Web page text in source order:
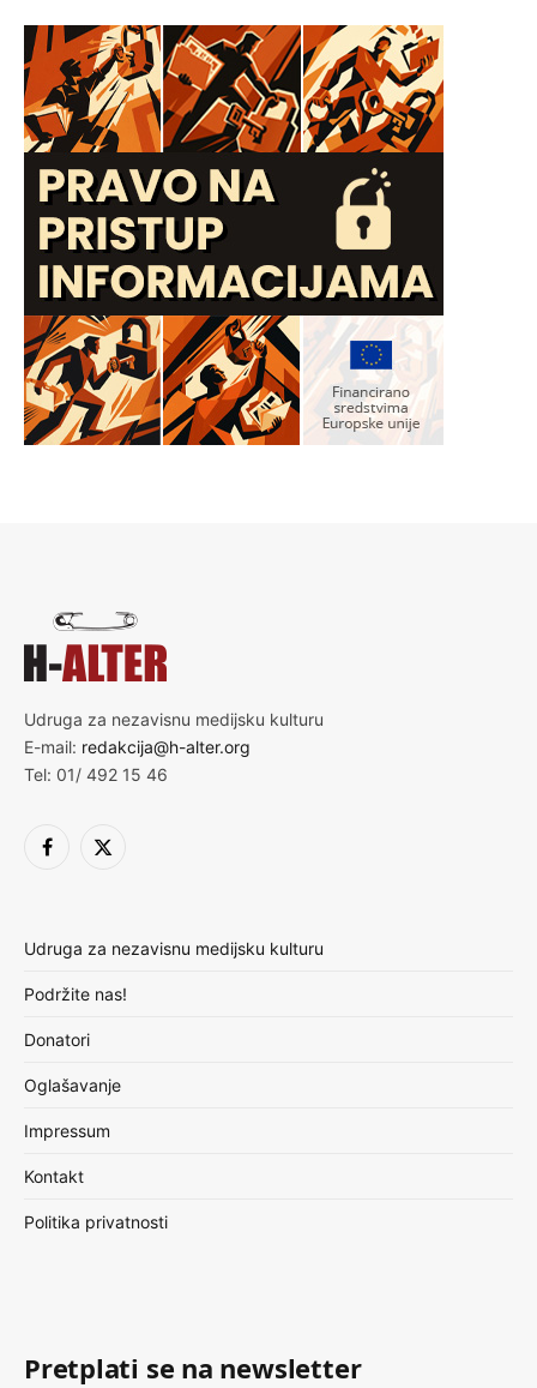
Udruga za nezavisnu medijsku kulturu
E-mail: redakcija@h-alter.org
Tel: 01/ 492 15 46
Facebook
X
Udruga za nezavisnu medijsku kulturu
Podržite nas!
Donatori
Oglašavanje
Impressum
Kontakt
Politika privatnosti
Pretplati se na newsletter